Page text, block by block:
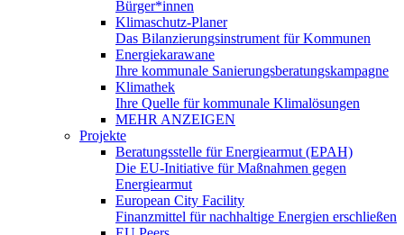
Bürger*innen
Klimaschutz-Planer
Das Bilanzierungsinstrument für Kommunen
Energiekarawane
Ihre kommunale Sanierungsberatungskampagne
Klimathek
Ihre Quelle für kommunale Klimalösungen
MEHR ANZEIGEN
Projekte
Beratungsstelle für Energiearmut (EPAH)
Die EU-Initiative für Maßnahmen gegen
Energiearmut
European City Facility
Finanzmittel für nachhaltige Energien erschließen